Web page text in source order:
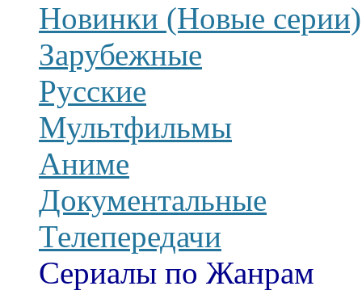
Новинки (Новые серии)
Зарубежные
Русские
Мультфильмы
Аниме
Документальные
Телепередачи
Сериалы по Жанрам